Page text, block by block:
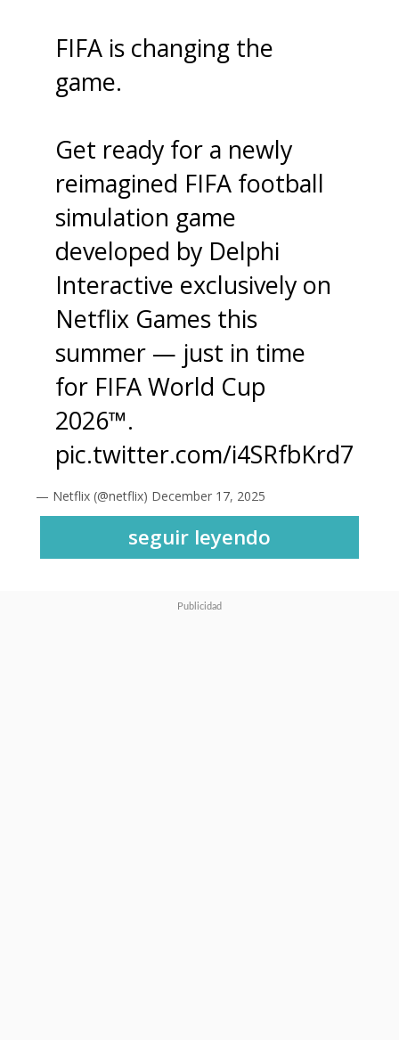
FIFA is changing the
game.
Get ready for a newly
reimagined FIFA football
simulation game
developed by Delphi
Interactive exclusively on
Netflix Games this
summer — just in time
for FIFA World Cup
2026™.
pic.twitter.com/i4SRfbKrd7
— Netflix (@netflix) December 17, 2025
seguir leyendo